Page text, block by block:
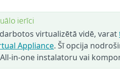
ierīci
darbotos virtualizētā vidē, varat
Appliance. Šī opcija
in-one instalatoru vai